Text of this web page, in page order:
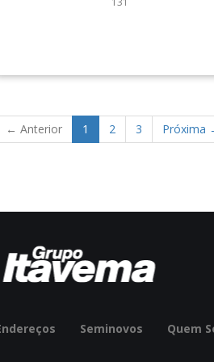
← Anterior 1 2 3 Próxima
Seminovos Quem